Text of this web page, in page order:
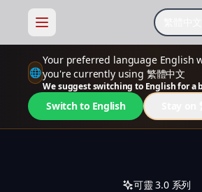
🌐
Your preferred language English
you're currently using 繁體中文
We suggest switching to English for a
Switch to English
可靈 3.0 系列